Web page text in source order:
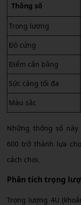
Thông số
Trọng lượng
Độ cứng
Điểm cân bằng
Sức căng tối đa
Màu sắc
Những thông số này
600 trở thành lựa
cách chơi.
Phân tích trọng
Trọng lượng 4U